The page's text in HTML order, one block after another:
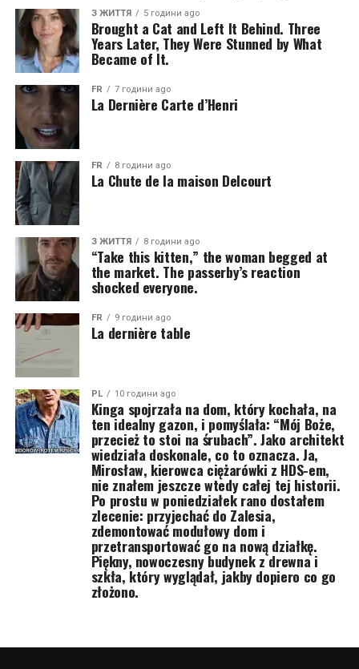
З ЖИТТЯ 5 години ago
Brought a Cat and Left It Behind. Three
Years Later, They Were Stunned by What
Became of It.
FR 7 години ago
La Dernière Carte d’Henri
FR 8 години ago
La Chute de la maison Delcourt
З ЖИТТЯ 8 години ago
“Take this kitten,” the woman begged at
the market. The passerby’s reaction
shocked everyone.
FR 9 години ago
La dernière table
PL 10 години ago
Kinga spojrzała na dom, który kochała, na
ten idealny gazon, i pomyślała: “Mój Boże,
przecież to stoi na śrubach”. Jako architekt
wiedziała doskonale, co to oznacza. Ja,
Mirosław, kierowca ciężarówki z HDS-em,
nie znałem jeszcze wtedy całej tej historii.
Po prostu w poniedziałek rano dostałem
zlecenie: przyjechać do Zalesia,
zdemontować modułowy dom i
przetransportować go na nową działkę.
Piękny, nowoczesny budynek z drewna i
szkła, który wyglądał, jakby dopiero co go
złożono.